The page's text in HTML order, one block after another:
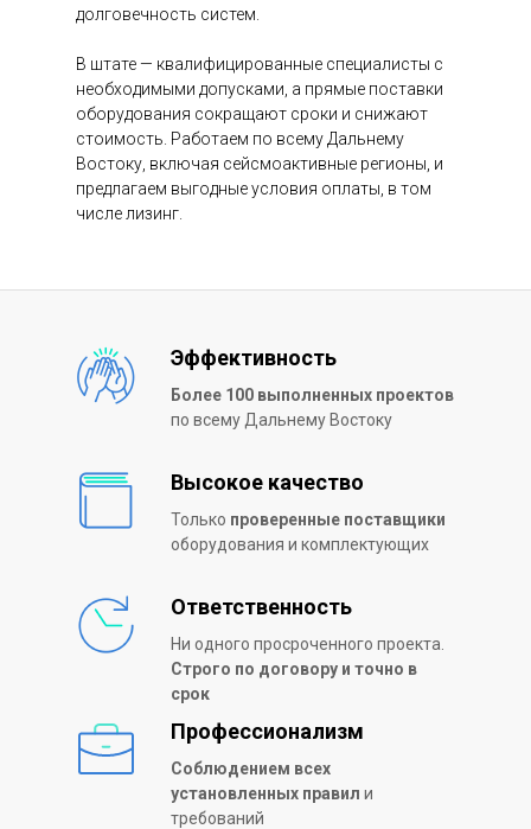
долговечность систем.
В штате — квалифицированные специалисты с
необходимыми допусками, а прямые поставки
оборудования сокращают сроки и снижают
стоимость. Работаем по всему Дальнему
Востоку, включая сейсмоактивные регионы, и
предлагаем выгодные условия оплаты, в том
числе лизинг.
Эффективность
Более 100 выполненных проектов
по всему Дальнему Востоку
Ни одного просроченного проекта.
Строго по договору и точно в
срок
Ответственность
Профессионализм
Соблюдением всех
установленных правил и
требований
Только проверенные поставщики
оборудования и комплектующих
Высокое качество